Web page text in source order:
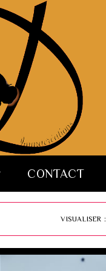
CONTACT
VISUALISER :